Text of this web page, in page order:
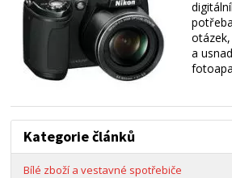
a
Kategorie článků
Bílé zboží a vestavné spotřebiče